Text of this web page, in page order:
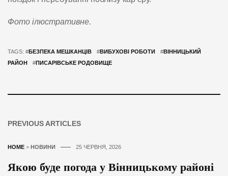
Фото ілюстративне.
TAGS: #БЕЗПЕКА МЕШКАНЦІВ #ВИБУХОВІ РОБОТИ #ВІННИЦЬКИЙ
РАЙОН
#ПИСАРІВСЬКЕ РОДОВИЩЕ
PREVIOUS ARTICLES
HOME > НОВИНИ 25 ЧЕРВНЯ, 2026
Якою буде погода у Вінницькому районі